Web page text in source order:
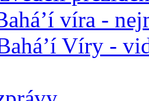
víra -
Víry -